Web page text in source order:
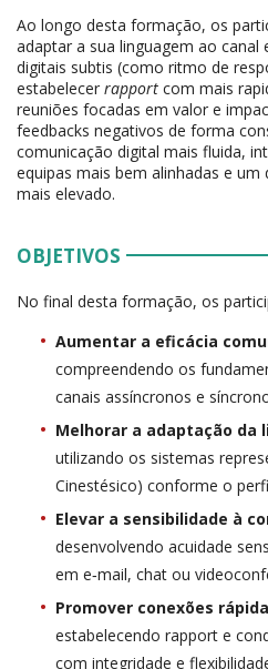
Ao longo desta formação, os
adaptar a sua linguagem ao canal
digitais subtis (como ritmo de
estabelecer rapport com mais
reuniões focadas em valor e
feedbacks negativos de forma
comunicação digital mais fluida,
equipas mais bem alinhadas e
mais elevado.
OBJETIVOS
No final desta formação, os
Aumentar a eficácia
compreendendo os
canais assíncronos e
Melhorar a adaptação da
utilizando os sistemas
Cinestésico) conforme o
Elevar a sensibilidade à
desenvolvendo acuidade
em e‑mail, chat ou
Promover conexões
estabelecendo rapport e
com integridade e